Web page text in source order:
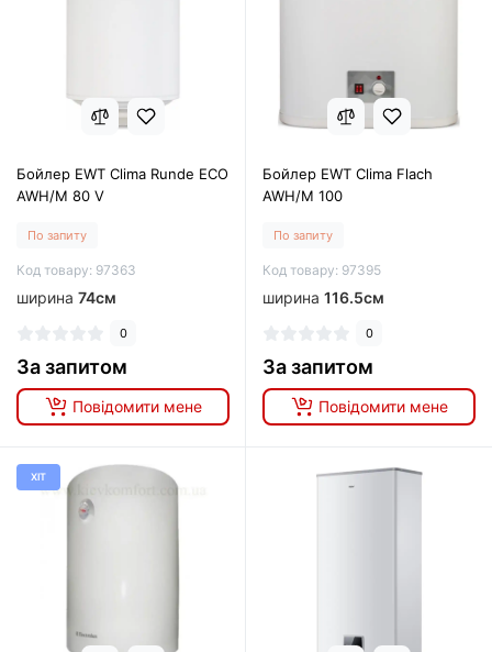
Бойлер EWT Clima Runde ECO
AWH/M 80 V
По запиту
Код товару: 97363
ширина 74см
0
За запитом
Повідомити мене
Бойлер EWT Clima Flach
AWH/M 100
По запиту
Код товару: 97395
ширина 116.5см
0
За запитом
Повідомити мене
ХІТ